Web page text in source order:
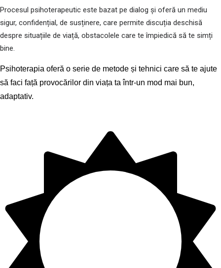
Procesul psihoterapeutic este bazat pe dialog și oferă un mediu
sigur, confidențial, de susținere, care permite discuția deschisă
despre situațiile de viață, obstacolele care te împiedică să te simți
bine.
Psihoterapia oferă o serie de metode și tehnici care să te ajute
să faci față provocărilor din viața ta într-un mod mai bun,
adaptativ.